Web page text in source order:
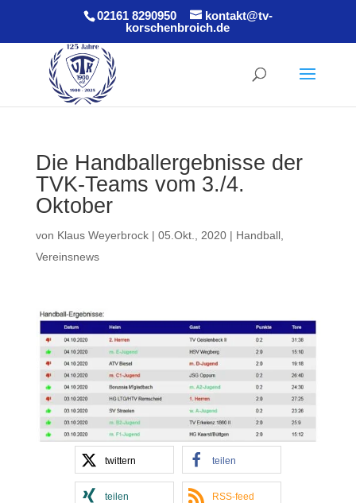
02161 8290950
kontakt@tv-
korschenbroich.de
Die Handballergebnisse der
TVK-Teams vom 3./4.
Oktober
von Klaus Weyerbrock| 05.Okt., 2020| Handball,
Vereinsnews
twittern teilen
teilen RSS-feed